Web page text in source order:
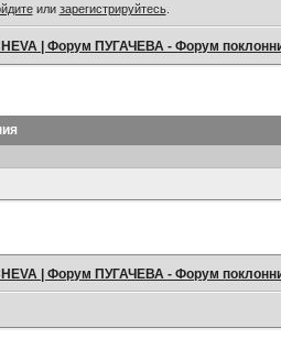
или зарегистрируйтесь.
| Форум ПУГАЧЕВА - Форум
| Форум ПУГАЧЕВА - Форум